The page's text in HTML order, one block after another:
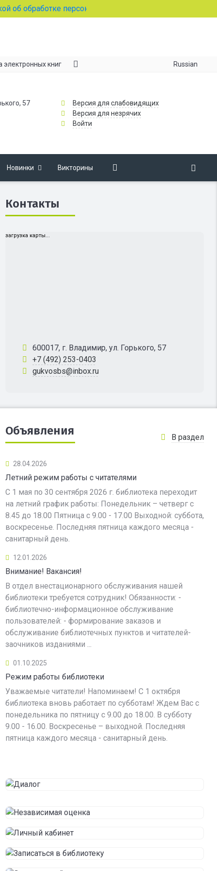
персональных данных
электронных книг Russian
57
Версия для слабовидящих
Версия для незрячих
Войти
Новинки Викторины
Контакты
загрузка карты...
600017, г. Владимир, ул. Горького, 57
+7 (492) 253-0403
gukvosbs@inbox.ru
Объявления В раздел
28.04.2026
Летний режим работы с читателями
С 1 мая по 30 сентября 2026 г. библиотека переходит
на летний график работы: Понедельник – четверг с
8.45 до 18.00 Пятница с 9.00 - 17.00 Выходной: суббота,
воскресенье. Последняя пятница каждого месяца -
санитарный день.
12.01.2026
Внимание! Вакансия!
В отдел внестационарного обслуживания нашей
библиотеки требуется сотрудник! Обязанности: -
библиотечно-информационное обслуживание
пользователей: - формирование заказов и
обслуживание библиотечных пунктов и читателей-
заочников изданиями ...
01.10.2025
Режим работы библиотеки
Уважаемые читатели! Напоминаем! С 1 октября
библиотека вновь работает по субботам! Ждем Вас с
понедельника по пятницу с 9.00 до 18.00. В субботу
9.00 - 16.00. Воскресенье – выходной. Последняя
пятница каждого месяца - санитарный день.